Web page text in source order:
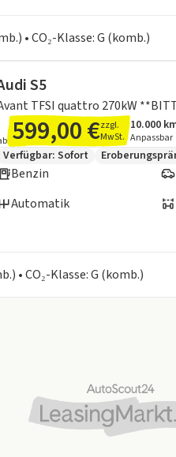
• CO₂-Klasse: G (komb.)
S5
599,00 €zzgl.
MwSt.
10.000
Anpassbar
Verfügbar: Sofort
Benzin
Automatik
• CO₂-Klasse: G (komb.)